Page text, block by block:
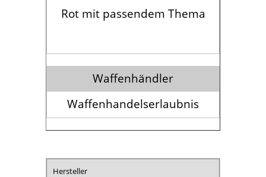
Rot mit passendem Thema
Waffenhändler
Waffenhandelserlaubnis
Hersteller